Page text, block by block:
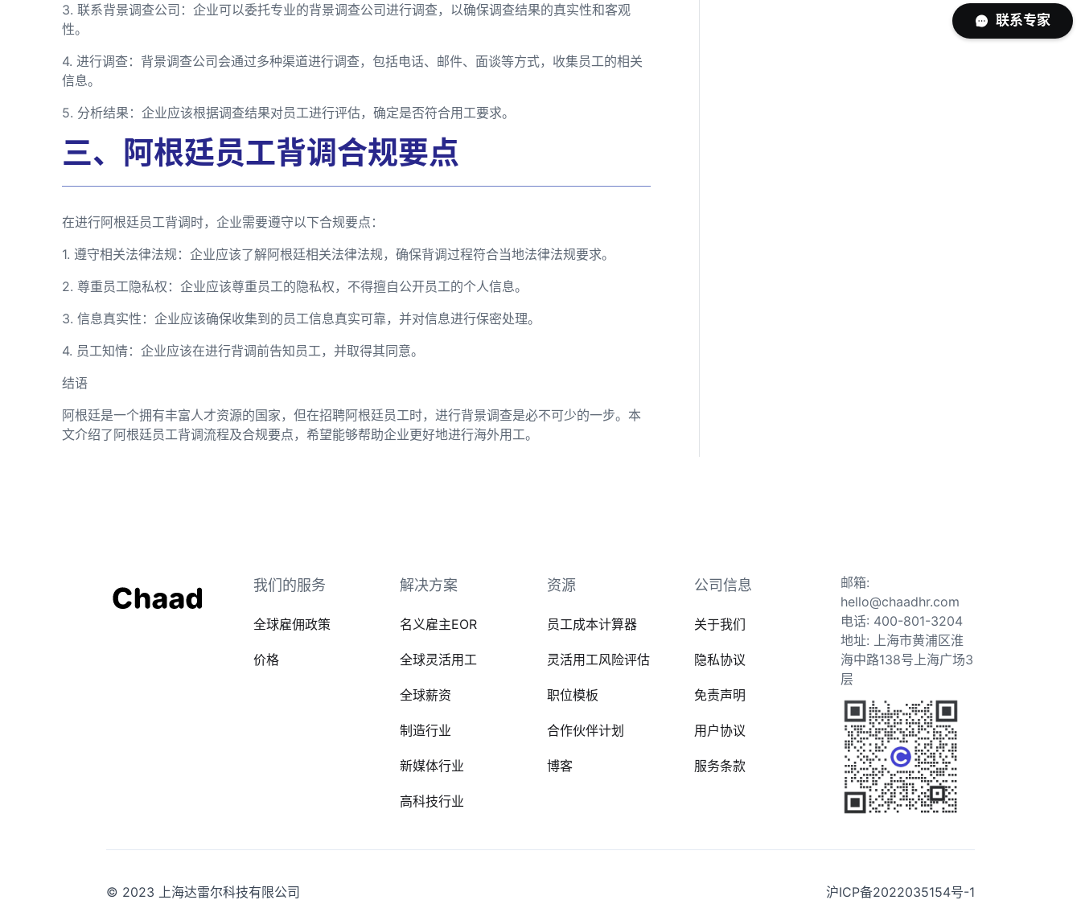
3. 联系背景调查公司：企业可以委托专业的背景调查公司进行调查，以确保调查结果的真实性和客观
性。
4. 进行调查：背景调查公司会通过多种渠道进行调查，包括电话、邮件、面谈等方式，收集员工的相关
信息。
5. 分析结果：企业应该根据调查结果对员工进行评估，确定是否符合用工要求。
三、阿根廷员工背调合规要点
在进行阿根廷员工背调时，企业需要遵守以下合规要点：
1. 遵守相关法律法规：企业应该了解阿根廷相关法律法规，确保背调过程符合当地法律法规要求。
2. 尊重员工隐私权：企业应该尊重员工的隐私权，不得擅自公开员工的个人信息。
3. 信息真实性：企业应该确保收集到的员工信息真实可靠，并对信息进行保密处理。
4. 员工知情：企业应该在进行背调前告知员工，并取得其同意。
结语
阿根廷是一个拥有丰富人才资源的国家，但在招聘阿根廷员工时，进行背景调查是必不可少的一步。本
文介绍了阿根廷员工背调流程及合规要点，希望能够帮助企业更好地进行海外用工。
我们的服务
全球雇佣政策
价格
解决方案
名义雇主EOR
全球灵活用工
全球薪资
制造行业
新媒体行业
高科技行业
资源
员工成本计算器
灵活用工风险评估
职位模板
合作伙伴计划
博客
公司信息
关于我们
隐私协议
免责声明
用户协议
服务条款
邮箱:
hello@chaadhr.com
电话: 400-801-3204
地址: 上海市黄浦区淮
海中路138号上海广场3
层
© 2023 上海达雷尔科技有限公司 沪ICP备2022035154号-1
联系专家